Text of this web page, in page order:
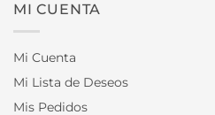
MI CUENTA
Mi Cuenta
Mi Lista de Deseos
Mis Pedidos